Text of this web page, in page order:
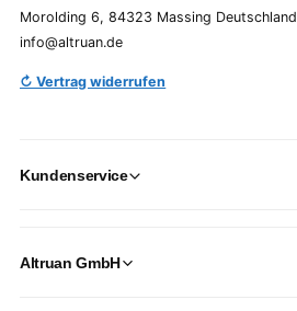
Morolding 6, 84323 Massing Deutschland
info@altruan.de
↻ Vertrag widerrufen
Kundenservice
Altruan GmbH